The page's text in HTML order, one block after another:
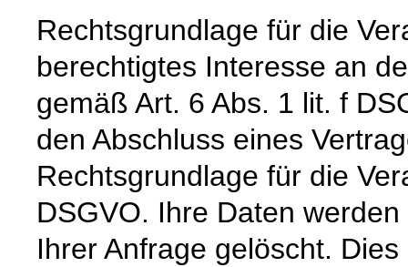
Rechtsgrundlage für die
berechtigtes Interesse an
gemäß Art. 6 Abs. 1 lit. f
den Abschluss eines
Rechtsgrundlage für die
DSGVO. Ihre Daten
Ihrer Anfrage gelöscht.